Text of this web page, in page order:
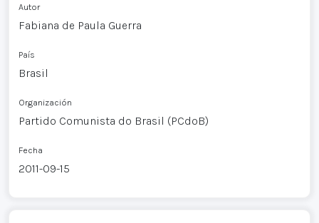
Autor
Fabiana de Paula Guerra
País
Brasil
Organización
Partido Comunista do Brasil (PCdoB)
Fecha
2011-09-15